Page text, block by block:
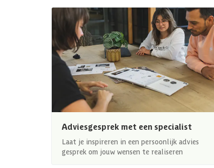
Adviesgesprek met een specialist
Laat je inspireren in een persoonlijk advies
gesprek om jouw wensen te realiseren